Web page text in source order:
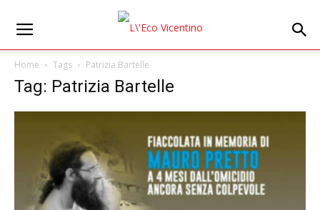
Home Tags Patrizia Bartelle
Tag: Patrizia Bartelle